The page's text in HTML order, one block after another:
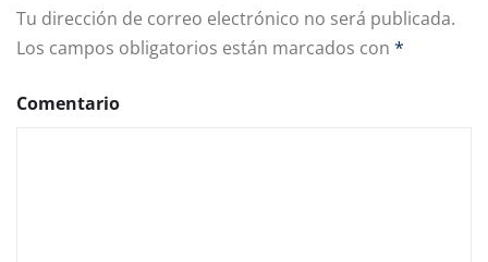
Tu dirección de correo electrónico no será publicada.
Los campos obligatorios están marcados con *
Comentario